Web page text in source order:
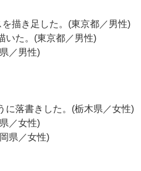
を描き足した。(東京都／男性)
いた。(東京都／男性)
／男性)
に落書きした。(栃木県／女性)
／女性)
県／女性)